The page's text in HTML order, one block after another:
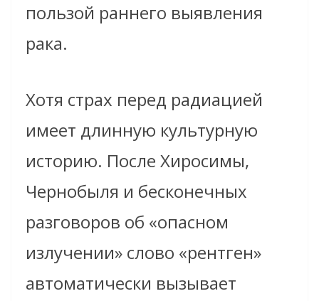
пользой раннего выявления
рака.
Хотя страх перед радиацией
имеет длинную культурную
историю. После Хиросимы,
Чернобыля и бесконечных
разговоров об «опасном
излучении» слово «рентген»
автоматически вызывает